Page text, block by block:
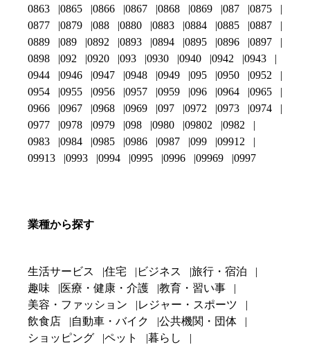
0863
0865 0866 0867 0868 0869 087
0875
0877
0879 088 0880 0883 0884 0885
0887
0889
089 0892 0893 0894 0895 0896
0897
0898
092 0920 093 0930 0940 0942
0943
0944
0946 0947 0948 0949 095 0950
0952
0954
0955 0956 0957 0959 096 0964
0965
0966
0967 0968 0969 097 0972 0973
0974
0977
0978 0979 098 0980 09802
0982
0983
0984 0985 0986 0987 099
09912
09913
0993 0994 0995 0996 09969 0997
業種から探す
生活サービス 住宅 ビジネス
旅行・宿泊
趣味
医療・健康・介護
教育・習い事
美容・ファッション
レジャー・スポーツ
飲食店
自動車・バイク
公共機関・団体
ショッピング
ペット
暮らし